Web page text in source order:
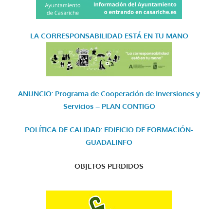
LA CORRESPONSABILIDAD ESTÁ EN TU MANO
ANUNCIO: Programa de Cooperación de Inversiones y
Servicios – PLAN CONTIGO
POLÍTICA DE CALIDAD: EDIFICIO DE FORMACIÓN-
GUADALINFO
OBJETOS PERDIDOS